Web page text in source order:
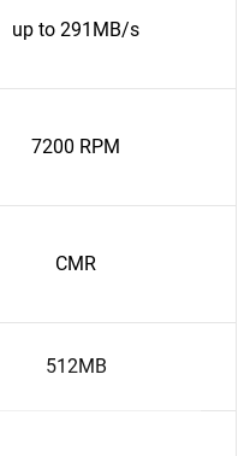
up to 291MB/s
7200 RPM
CMR
512MB